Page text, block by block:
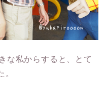
な私からすると、とて
。